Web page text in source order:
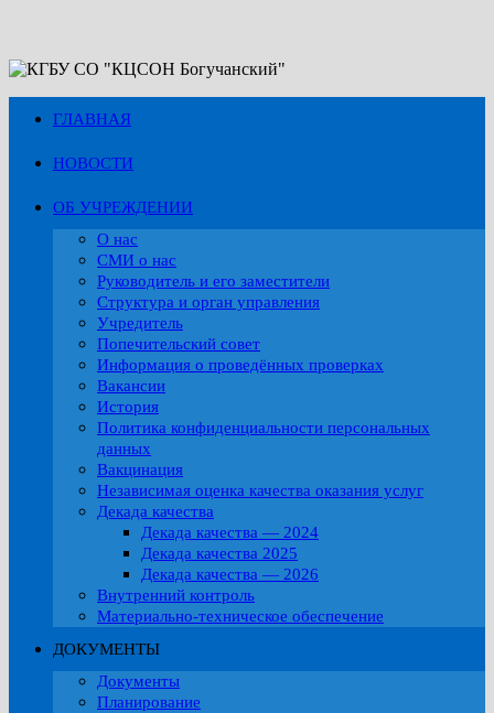
Перейти
к
содержимому
ГЛАВНАЯ
НОВОСТИ
ОБ УЧРЕЖДЕНИИ
О нас
СМИ о нас
Руководитель и его заместители
Структура и орган управления
Учредитель
Попечительский совет
Информация о проведённых проверках
Вакансии
История
Политика конфиденциальности персональных
данных
Вакцинация
Независимая оценка качества оказания услуг
Декада качества
Декада качества — 2024
Декада качества 2025
Декада качества — 2026
Внутренний контроль
Материально-техническое обеспечение
ДОКУМЕНТЫ
Документы
Планирование